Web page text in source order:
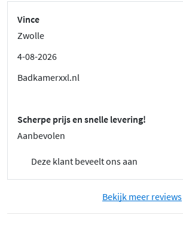
Vince
Zwolle
4-08-2026
Badkamerxxl.nl
Scherpe prijs en snelle levering!
Aanbevolen
Deze klant beveelt ons aan
Bekijk meer reviews